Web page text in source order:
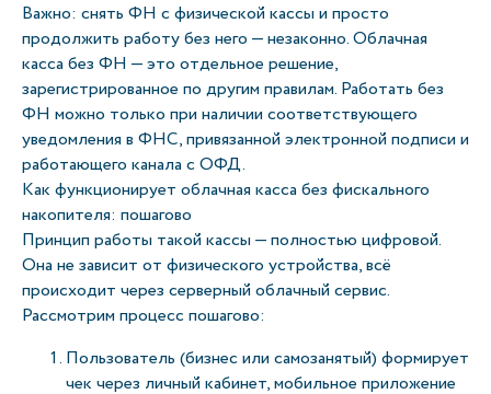
Важно: снять ФН с физической кассы и просто
продолжить работу без него — незаконно. Облачная
касса без ФН — это отдельное решение,
зарегистрированное по другим правилам. Работать без
ФН можно только при наличии соответствующего
уведомления в ФНС, привязанной электронной подписи и
работающего канала с ОФД.
Как функционирует облачная касса без фискального
накопителя: пошагово
Принцип работы такой кассы — полностью цифровой.
Она не зависит от физического устройства, всё
происходит через серверный облачный сервис.
Рассмотрим процесс пошагово:
Пользователь (бизнес или самозанятый) формирует
чек через личный кабинет, мобильное приложение